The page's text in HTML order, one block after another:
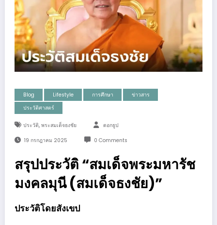
Blog Lifestyle การศึกษา
ข่าวสาร
ประวัติศาสตร์
ประวัติ, พระสมเด็จธงชัย ดอกธูป
19 กรกฎาคม 2025 0 Comments
สรุปประวัติ “สมเด็จพระมหารัช
มงคลมุนี (สมเด็จธงชัย)”
ประวัติโดยสังเขป